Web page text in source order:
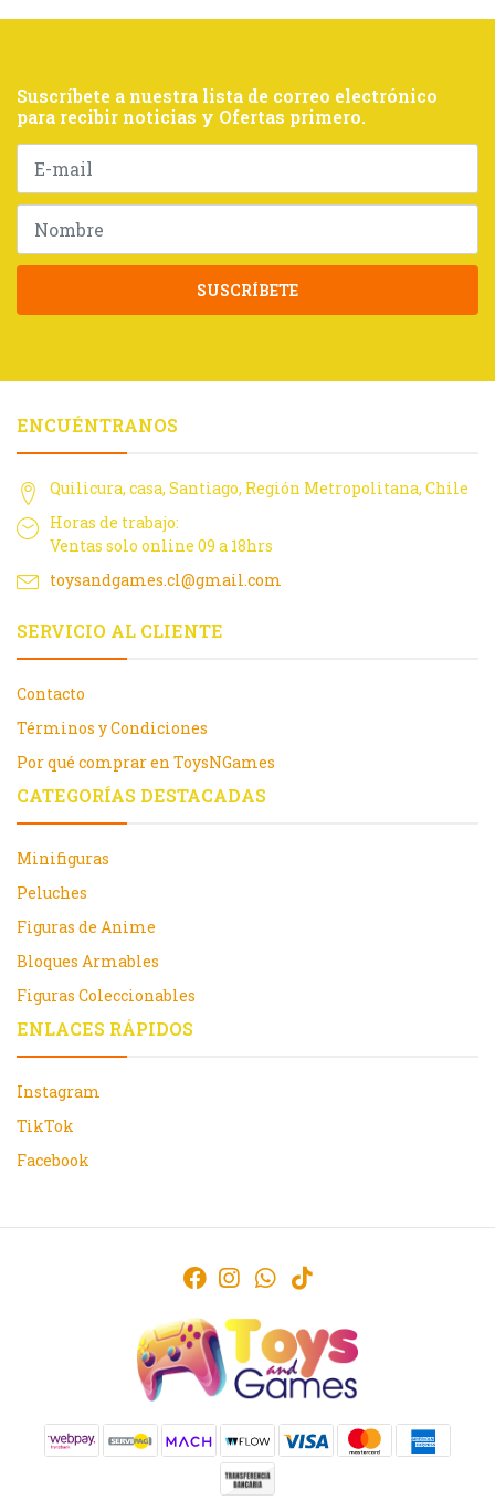
Suscríbete a nuestra lista de correo electrónico
para recibir noticias y Ofertas primero.
SUSCRÍBETE
ENCUÉNTRANOS
Quilicura, casa, Santiago, Región Metropolitana, Chile
Horas de trabajo:
Ventas solo online 09 a 18hrs
toysandgames.cl@gmail.com
SERVICIO AL CLIENTE
Contacto
Términos y Condiciones
Por qué comprar en ToysNGames
CATEGORÍAS DESTACADAS
Minifiguras
Peluches
Figuras de Anime
Bloques Armables
Figuras Coleccionables
ENLACES RÁPIDOS
Instagram
TikTok
Facebook